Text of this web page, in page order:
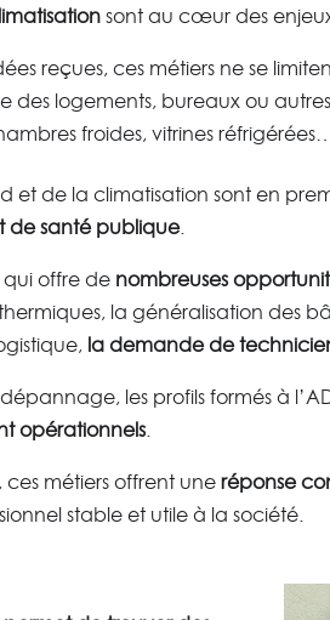
sont au cœur des
reçues, ces métiers ne se
des logements, bureaux ou
froides, vitrines
et de la climatisation sont en
de santé publique.
qui offre de nombreuses
la généralisation des
la demande de
les profils formés à
opérationnels.
métiers offrent uneréponse
stable et utile à la société.